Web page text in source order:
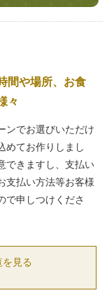
間や場所、お食
々
ンでお選びいただけ
めてお作りしまし
できますし、支払い
支払い方法等お客様
で申しつけくださ
を見る